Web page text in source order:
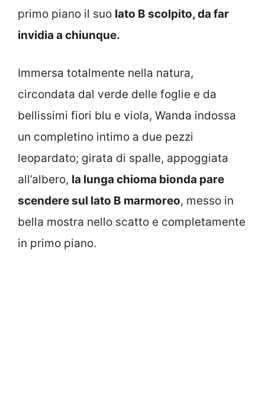
primo piano il suo lato B scolpito, da far
invidia a chiunque.
Immersa totalmente nella natura,
circondata dal verde delle foglie e da
bellissimi fiori blu e viola, Wanda indossa
un completino intimo a due pezzi
leopardato; girata di spalle, appoggiata
all’albero, la lunga chioma bionda pare
scendere sul lato B marmoreo, messo in
bella mostra nello scatto e completamente
in primo piano.